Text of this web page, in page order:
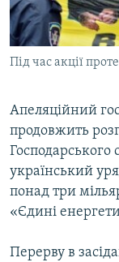
СПЕЦПРОЄКТИ
ПОДКАСТИ
РУС
УКР
КТАТ
ДОЛУЧАЙСЯ!
Під час акції
Апеляційний
продовжить
Господарського
український
понад три
«Єдині
Перерву в